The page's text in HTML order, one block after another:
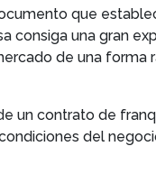
que
consiga una gran
de una
un contrato de
del